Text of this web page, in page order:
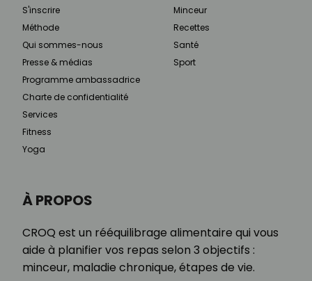
À PROPOS
CROQ est un rééquilibrage alimentaire qui vous
aide à planifier vos repas selon 3 objectifs :
minceur, maladie chronique, étapes de vie.
S'inscrire
Méthode
Qui sommes-nous
Presse & médias
Programme ambassadrice
Charte de confidentialité
Services
Fitness
Yoga
Minceur
Recettes
Santé
Sport